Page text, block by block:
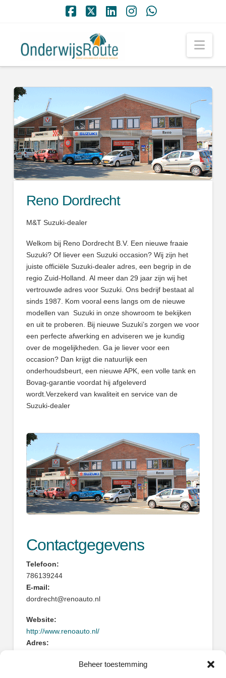
Beheer toestemming
Reno Dordrecht
M&T Suzuki-dealer
Welkom bij Reno Dordrecht B.V. Een nieuwe fraaie
Suzuki? Of liever een Suzuki occasion? Wij zijn het
juiste officiële Suzuki-dealer adres, een begrip in de
regio Zuid-Holland. Al meer dan 29 jaar zijn wij het
vertrouwde adres voor Suzuki. Ons bedrijf bestaat al
sinds 1987. Kom vooral eens langs om de nieuwe
modellen van Suzuki in onze showroom te bekijken
en uit te proberen. Bij nieuwe Suzuki’s zorgen we voor
een perfecte afwerking en adviseren we je kundig
over de mogelijkheden. Ga je liever voor een
occasion? Dan krijgt die natuurlijk een
onderhoudsbeurt, een nieuwe APK, een volle tank en
Bovag-garantie voordat hij afgeleverd
wordt.Verzekerd van kwaliteit en service van de
Suzuki-dealer
Contactgegevens
Telefoon:
786139244
E-mail:
dordrecht@renoauto.nl
Website:
http://www.renoauto.nl/
Adres:
3316AP Dordrecht